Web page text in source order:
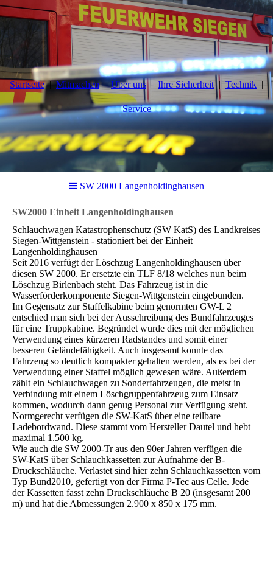
Startseite Mitmachen Über uns Ihre Sicherheit Technik
Service
SW 2000 Langenholdinghausen
SW2000 Einheit Langenholdinghausen
Schlauchwagen Katastrophenschutz (SW KatS) des Landkreises
Siegen-Wittgenstein - stationiert bei der Einheit
Langenholdinghausen
Seit 2016 verfügt der Löschzug Langenholdinghausen über
diesen SW 2000. Er ersetzte ein TLF 8/18 welches nun beim
Löschzug Birlenbach steht. Das Fahrzeug ist in die
Wasserförderkomponente Siegen-Wittgenstein eingebunden.
Im Gegensatz zur Staffelkabine beim genormten GW-L 2
entschied man sich bei der Ausschreibung des Bundfahrzeuges
für eine Truppkabine. Begründet wurde dies mit der möglichen
Verwendung eines kürzeren Radstandes und somit einer
besseren Geländefähigkeit. Auch insgesamt konnte das
Fahrzeug so deutlich kompakter gehalten werden, als es bei der
Verwendung einer Staffel möglich gewesen wäre. Außerdem
zählt ein Schlauchwagen zu Sonderfahrzeugen, die meist in
Verbindung mit einem Löschgruppenfahrzeug zum Einsatz
kommen, wodurch dann genug Personal zur Verfügung steht.
Normgerecht verfügen die SW-KatS über eine teilbare
Ladebordwand. Diese stammt vom Hersteller Dautel und hebt
maximal 1.500 kg.
Wie auch die SW 2000-Tr aus den 90er Jahren verfügen die
SW-KatS über Schlauchkassetten zur Aufnahme der B-
Druckschläuche. Verlastet sind hier zehn Schlauchkassetten vom
Typ Bund2010, gefertigt von der Firma P-Tec aus Celle. Jede
der Kassetten fasst zehn Druckschläuche B 20 (insgesamt 200
m) und hat die Abmessungen 2.900 x 850 x 175 mm.